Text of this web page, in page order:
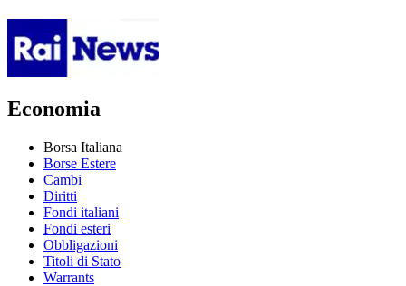
Economia
Borsa Italiana
Borse Estere
Cambi
Diritti
Fondi italiani
Fondi esteri
Obbligazioni
Titoli di Stato
Warrants